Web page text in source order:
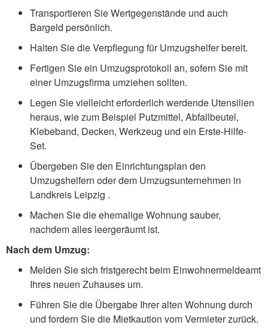
Transportieren Sie Wertgegenstände und auch
Bargeld persönlich.
Halten Sie die Verpflegung für Umzugshelfer bereit.
Fertigen Sie ein Umzugsprotokoll an, sofern Sie mit
einer Umzugsfirma umziehen sollten.
Legen Sie vielleicht erforderlich werdende Utensilien
heraus, wie zum Beispiel Putzmittel, Abfallbeutel,
Klebeband, Decken, Werkzeug und ein Erste-Hilfe-
Set.
Übergeben Sie den Einrichtungsplan den
Umzugshelfern oder dem Umzugsunternehmen in
Landkreis Leipzig .
Machen Sie die ehemalige Wohnung sauber,
nachdem alles leergeräumt ist.
Nach dem Umzug:
Melden Sie sich fristgerecht beim Einwohnermeldeamt
Ihres neuen Zuhauses um.
Führen Sie die Übergabe Ihrer alten Wohnung durch
und fordern Sie die Mietkaution vom Vermieter zurück.